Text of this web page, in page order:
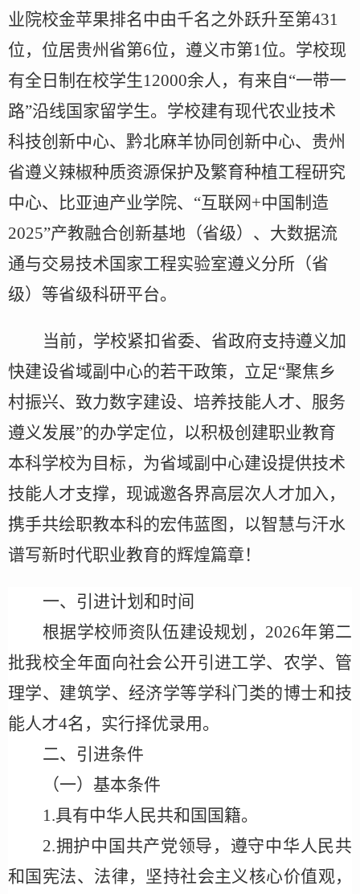
业院校金苹果排名中由千名之外跃升至第431
位，位居贵州省第6位，遵义市第1位。学校现
有全日制在校学生12000余人，有来自“一带一
路”沿线国家留学生。学校建有现代农业技术
科技创新中心、黔北麻羊协同创新中心、贵州
省遵义辣椒种质资源保护及繁育种植工程研究
中心、
比亚迪产业学院、 “互联网+中国制造
2025”产教融合创新基地（省级）、大数据流
通与交易技术国家工程实验室遵义分所（省
级） 等省级科研平台。
当前，学校紧扣省委、省政府支持遵义加
快建设省域副中心的若干政策，立足“聚焦乡
村振兴、致力数字建设、培养技能人才、服务
遵义发展”的办学定位，以积极创建职业教育
本科学校为目标，为省域副中心建设提供技术
技能人才支撑，现诚邀各界高层次人才加入，
携手共绘职教本科的宏伟蓝图，以智慧与汗水
谱写新时代职业教育的辉煌篇章！
一、引进计划和时间
根据学校师资队伍建设规划， 2026年第二
批我校全年面向社会公开引进工学、农学、管
理学、 建筑学、经济学等学科门类的博士和技
能人才4名，实行择优录用。
二、引进条件
（一）基本条件
1.具有中华人民共和国国籍。
2.拥护中国共产党领导，遵守中华人民共
和国宪法、法律，坚持社会主义核心价值观，